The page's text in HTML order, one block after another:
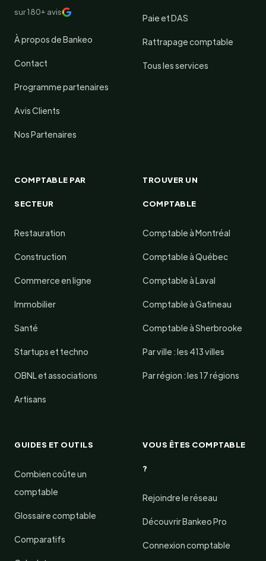
sur 180+ avis
À propos de Bankeo
Contact
Programme partenaires
Avis Clients
Nos Partenaires
Paie et DAS
Rattrapage comptable
Tous les services
COMPTABLE PAR
SECTEUR
Restauration
Construction
Commerce en ligne
Immobilier
Santé
Startups et techno
OBNL et associations
Artisans
TROUVER UN
COMPTABLE
Comptable à Montréal
Comptable à Québec
Comptable à Laval
Comptable à Gatineau
Comptable à Sherbrooke
Par ville : les 413 villes
Par région : les 17 régions
GUIDES ET OUTILS
Combien coûte un
comptable
Glossaire comptable
Comparatifs
VOUS ÊTES COMPTABLE
?
Rejoindre le réseau
Découvrir Bankeo Pro
Connexion comptable